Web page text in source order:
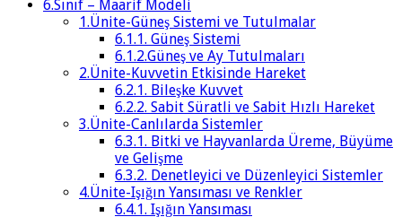
6.Sınıf – Maarif Modeli
1.Ünite-Güneş Sistemi ve Tutulmalar
6.1.1. Güneş Sistemi
6.1.2.Güneş ve Ay Tutulmaları
2.Ünite-Kuvvetin Etkisinde Hareket
6.2.1. Bileşke Kuvvet
6.2.2. Sabit Süratli ve Sabit Hızlı Hareket
3.Ünite-Canlılarda Sistemler
6.3.1. Bitki ve Hayvanlarda Üreme, Büyüme
ve Gelişme
6.3.2. Denetleyici ve Düzenleyici Sistemler
4.Ünite-Işığın Yansıması ve Renkler
6.4.1. Işığın Yansıması